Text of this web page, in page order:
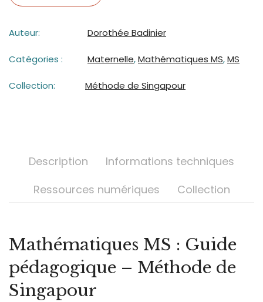
Auteur: Dorothée Badinier
Catégories : Maternelle,Mathématiques MS,MS
Collection: Méthode de Singapour
Description
Informations techniques
Ressources numériques
Collection
Mathématiques MS : Guide
pédagogique – Méthode de
Singapour